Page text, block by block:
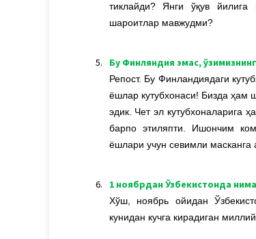
тиклайди? Янги ўқув
шароитлар мавжудми?
5. Бу Финляндия эмас,
Репост. Бу Финландиядаги
ёшлар кутубхонаси! Бизда ҳам
эдик. Чет эл кутубхоналарига
барпо этиляпти. Ишончим
ёшлари учун севимли масканга
6. 1 ноябрдан Ўзбекистонда
Хўш, ноябрь ойидан
кунидан кучга кирадиган